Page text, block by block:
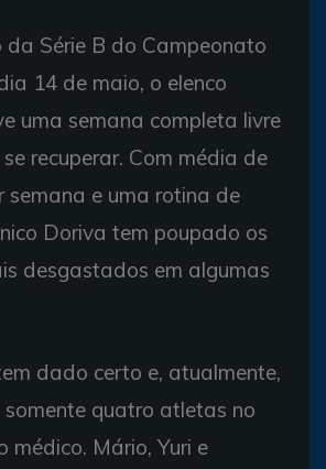
da Série B do Campeonato
14 de maio, o elenco
uma semana completa livre
recuperar. Com média de
semana e uma rotina de
Doriva tem poupado os
desgastados em algumas
dado certo e, atualmente,
somente quatro atletas no
médico. Mário, Yuri e